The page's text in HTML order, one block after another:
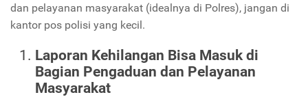
dan pelayanan masyarakat (idealnya di Polres), jangan di
kantor pos polisi yang kecil.
Laporan Kehilangan Bisa Masuk di
Bagian Pengaduan dan Pelayanan
Masyarakat